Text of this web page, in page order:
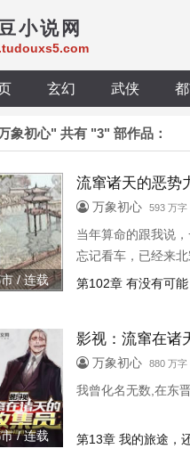
小说网
玄幻 武侠
象初心" 共有 "3" 部作品：
/ 连载
流窜诸天的恶势
万象初心 593 万
当年算命的跟我说
忘记看车，已经来
个子都不行！系统
第102章 有没有可
/ 连载
影视：流窜在诸
万象初心 880 万
我曾化名无数,在东
第13章 我的旅途，